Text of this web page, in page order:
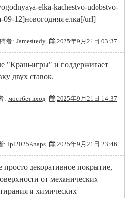
elka-kachestvo-udobstvo-
09-12]новогодняя елка[/url]
者: Jamesitedy 2025年9月21日 03:37
"Краш-игры" и поддерживает
двух ставок.
: мостбет вход 2025年9月21日 14:37
: Ipl2025Anaps 2025年9月21日 23:46
просто декоративное покрытие,
от механических
и химических